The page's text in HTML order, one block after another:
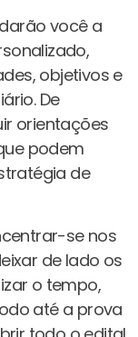
você a
objetivos e
De
orientações
podem
de
se nos
de lado os
o tempo,
até a prova